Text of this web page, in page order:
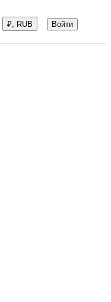
₽, RUB Войти